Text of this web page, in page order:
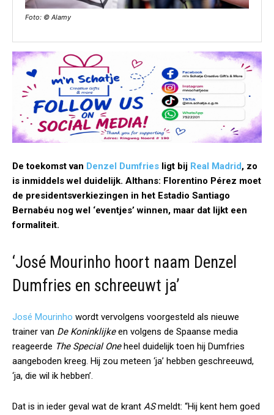
Foto: © Alamy
De toekomst van Denzel Dumfries ligt bij Real Madrid, zo
is inmiddels wel duidelijk. Althans: Florentino Pérez moet
de presidentsverkiezingen in het Estadio Santiago
Bernabéu nog wel ‘eventjes’ winnen, maar dat lijkt een
formaliteit.
‘José Mourinho hoort naam Denzel
Dumfries en schreeuwt ja’
José Mourinho wordt vervolgens voorgesteld als nieuwe
trainer van De Koninklijkeen volgens de Spaanse media
reageerde The Special Oneheel duidelijk toen hij Dumfries
aangeboden kreeg. Hij zou meteen ‘ja’ hebben geschreeuwd,
‘ja, die wil ik hebben’.
Dat is in ieder geval wat de krant ASmeldt: “Hij kent hem goed